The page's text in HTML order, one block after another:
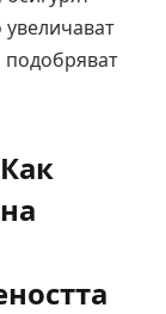
подобряват